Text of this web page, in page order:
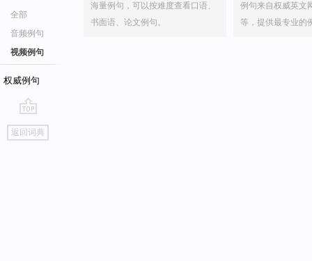
全部
音频例句
视频例句
权威例句
go
top
返回词典
海量例句，可以按难度查看口语、
书面语、论文例句。
例句来自权威英文
等，提供最专业的